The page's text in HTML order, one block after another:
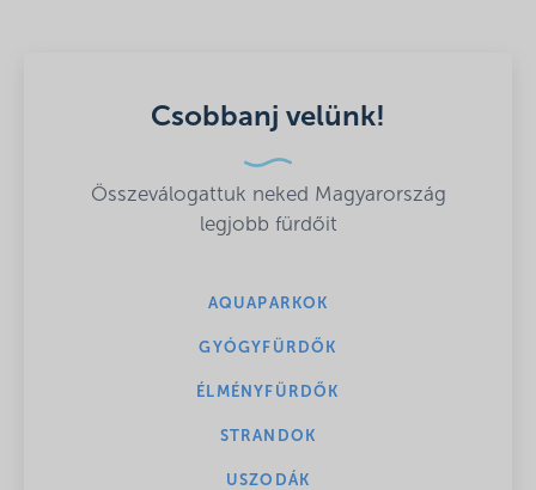
Csobbanj velünk!
Összeválogattuk neked Magyarország
legjobb fürdőit
AQUAPARKOK
GYÓGYFÜRDŐK
ÉLMÉNYFÜRDŐK
STRANDOK
USZODÁK